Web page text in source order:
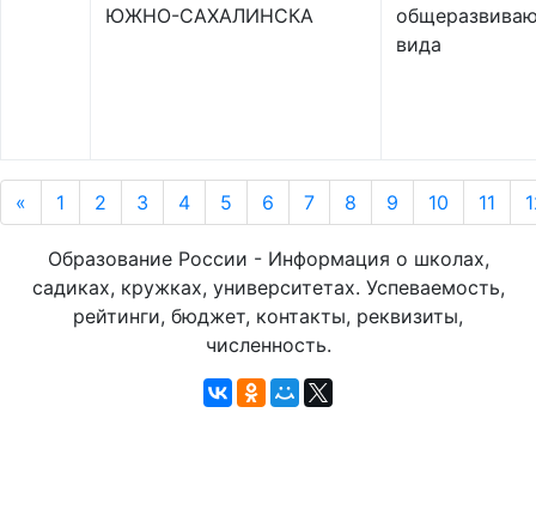
ЮЖНО-САХАЛИНСКА
вида
« 1 2 3 4 5 6 7 8 9 10 11
Образование России - Информация о школах,
садиках, кружках, университетах. Успеваемость,
рейтинги, бюджет, контакты, реквизиты,
численность.